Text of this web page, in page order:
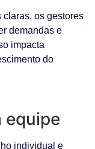
os gestores
demandas e
impacta
do
equipe
individual e